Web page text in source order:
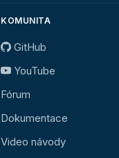
KOMUNITA
GitHub
YouTube
Fórum
Dokumentace
Video návody